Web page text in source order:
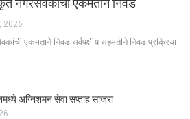
नगरसेवकांची एकमताने निवड
2026
एकमताने निवड सर्वपक्षीय सहमतीने निवड प्रक्रिया
अग्निशमन सेवा सप्ताह साजरा